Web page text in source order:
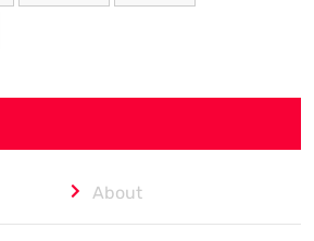
About